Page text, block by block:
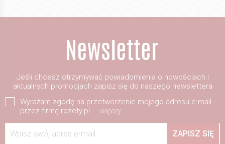
Jeśli chcesz otrzymywać powiadomienia o nowościach i
aktualnych promocjach zapisz się do naszego newslettera
Wyrażam zgodę na przetworzenie mojego adresu e-mail
przez firmę rozety.pl
więcej
Wpisz swój adres e-mail ZAPISZ SIĘ